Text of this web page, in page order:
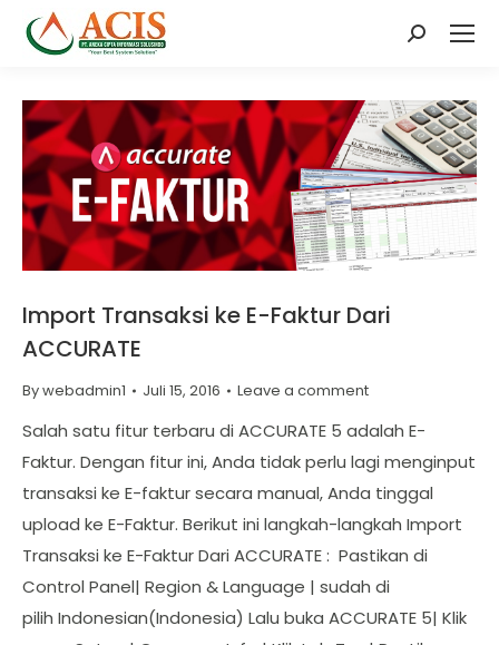
Search:
Import Transaksi ke E-Faktur Dari
ACCURATE
Bywebadmin1 Juli 15, 2016 Leave a comment
Salah satu fitur terbaru di ACCURATE 5 adalah E-
Faktur. Dengan fitur ini, Anda tidak perlu lagi menginput
transaksi ke E-faktur secara manual, Anda tinggal
upload ke E-Faktur. Berikut ini langkah-langkah Import
Transaksi ke E-Faktur Dari ACCURATE : Pastikan di
Control Panel| Region & Language | sudah di
pilih Indonesian(Indonesia) Lalu buka ACCURATE 5| Klik